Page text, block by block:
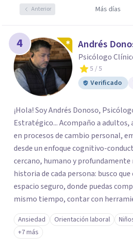
Anterior Más días
4 Andrés
Psicólogo
5 / 5
Verificado
¡Hola! Soy Andrés Donoso,
Estratégico... Acompaño a adultos,
en procesos de cambio personal,
desde un enfoque cognitivo-
cercano, humano y profundamente
historia de cada persona: busco que
espacio seguro, donde puedas
mismo tiempo, contar con
avanzar... Creo profundamente en
capacidad que todos tenemos de
momentos difíciles Si quieres
Ansiedad Orientación laboral
+7 más